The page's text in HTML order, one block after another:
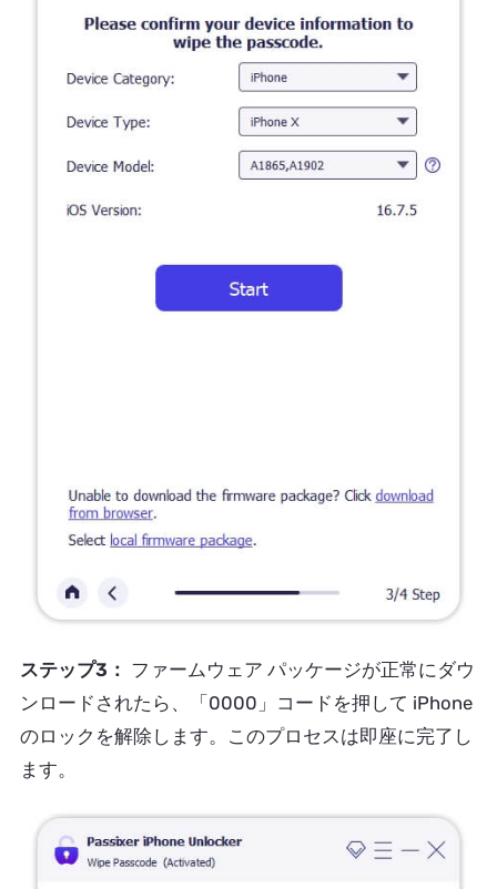
ステップ3： ファームウェア パッケージが正常にダウ
ンロードされたら、「0000」コードを押して iPhone
のロックを解除します。このプロセスは即座に完了し
ます。